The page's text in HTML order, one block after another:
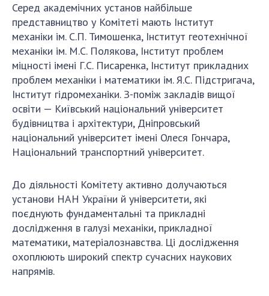
Серед академічних установ найбільше
представництво у Комітеті мають Інститут
механіки ім. С.П. Тимошенка, Інститут геотехнічної
механіки ім. М.С. Полякова, Інститут проблем
міцності імені Г.С. Писаренка, Інститут прикладних
проблем механіки і математики ім. Я.С. Підстригача,
Інститут гідромеханіки. З-поміж закладів вищої
освіти — Київський національний університет
будівництва і архітектури, Дніпровський
національний університет імені Олеся Гончара,
Національний транспортний університет.
До діяльності Комітету активно долучаються
установи НАН України й університети, які
поєднують фундаментальні та прикладні
дослідження в галузі механіки, прикладної
математики, матеріалознавства. Ці дослідження
охоплюють широкий спектр сучасних наукових
напрямів.